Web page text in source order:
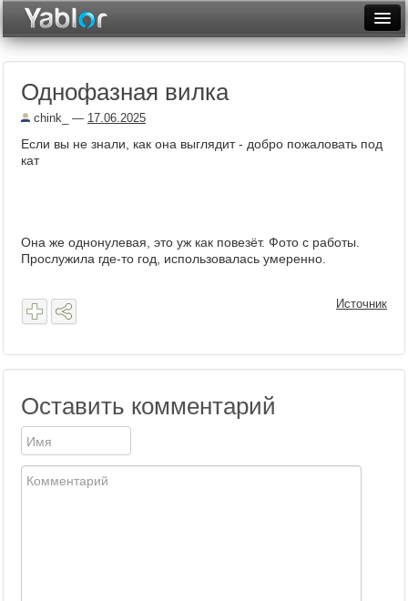
Неделя
Однофазная вилка
chink_ — 17.06.2025
Если вы не знали, как она выглядит - добро пожаловать под
кат
Она же однонулевая, это уж как повезёт. Фото с работы.
Прослужила где-то год, использовалась умеренно.
Источник
Оставить комментарий